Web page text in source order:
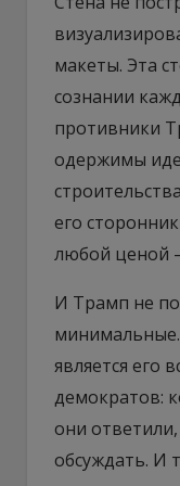
макеты. Эта
сознании
противники
одержимы
его
любой ценой
И Трамп не
является его
демократов:
они
обсуждать. И